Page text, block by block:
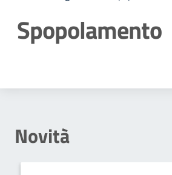
Spopolamento
Novità